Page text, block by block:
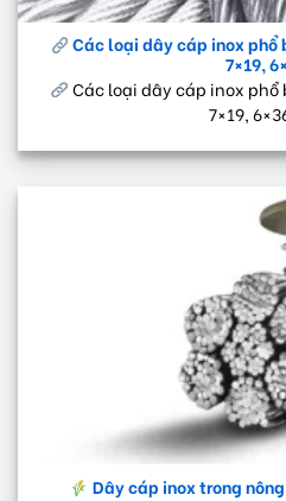
Các loại dây cáp inox phổ
7×19,
Các loại dây cáp inox phổ
7×19,
Dây cáp inox trong